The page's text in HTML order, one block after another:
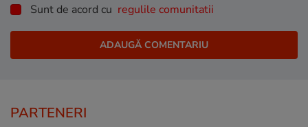
Sunt de acord cu regulile comunitatii
PARTENERI